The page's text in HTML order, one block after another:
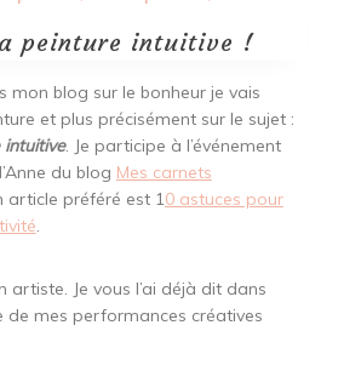
peinture intuitive !
mon blog sur le bonheur je vais
et plus précisément sur le sujet :
intuitive. Je participe à l’événement
du blog Mes carnets
article préféré est 10 astuces pour
.
artiste. Je vous l’ai déjà dit dans
de mes performances créatives